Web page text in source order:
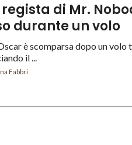
di Mr.
durante un volo
è scomparsa dopo un volo
il ...
Fabbri